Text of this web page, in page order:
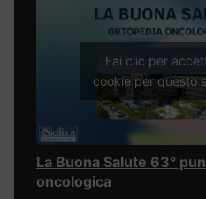
Fai clic per
cookie per questo
La Buona Salute 63°
oncologica